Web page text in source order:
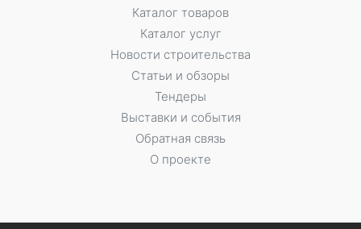
Каталог товаров
Каталог услуг
Новости строительства
Статьи и обзоры
Тендеры
Выставки и события
Обратная связь
О проекте